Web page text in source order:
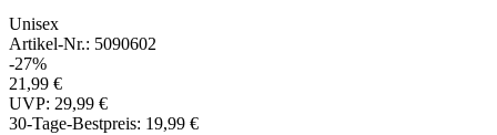
Unisex
Artikel-Nr.: 5090602
-27%
21,99 €
UVP: 29,99 €
30-Tage-Bestpreis: 19,99 €